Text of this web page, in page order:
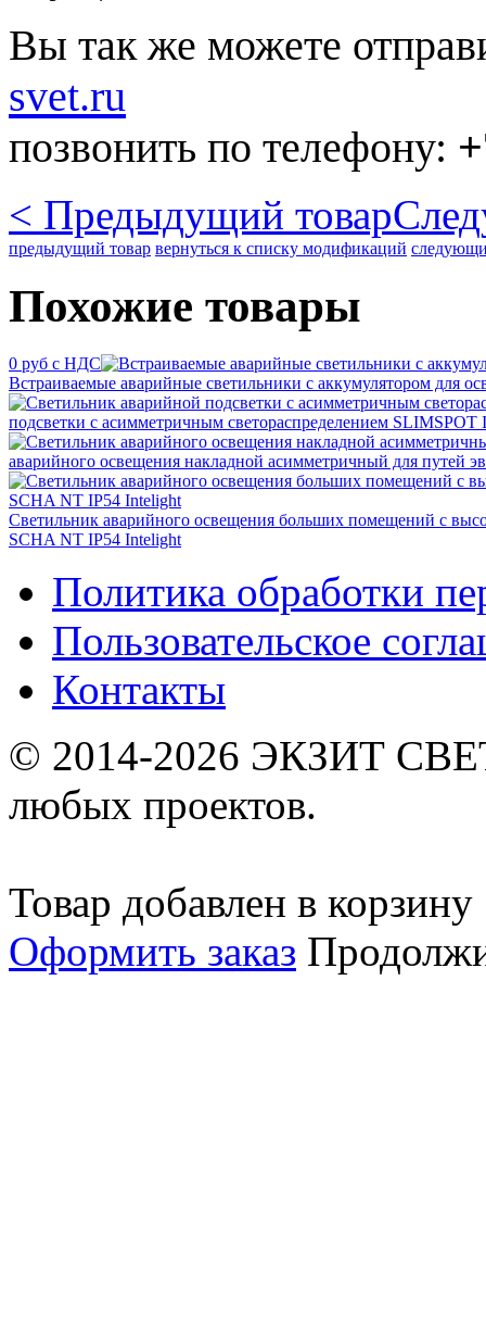
Вы так же можете
svet.ru
позвонить по телефону:
< Предыдущий товар
предыдущий товар вернуться к списку модификаций
Похожие товары
0 руб с НДС
Встраиваемые аварийные светильники с аккумулятором для
подсветки с асимметричным светораспределением
аварийного освещения накладной асимметричный для путей
Светильник аварийного освещения больших помещений с
SСHA NT IP54 Intelight
Политика обработки
Пользовательское
Контакты
© 2014-2026 ЭКЗИТ
любых проектов.
Товар добавлен в корзину
Оформить заказ